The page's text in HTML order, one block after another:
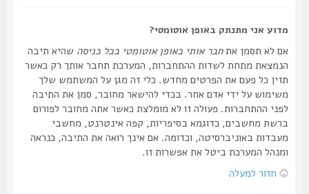
מדוע אני מתנתק באופן אוטומטי?
אם לא תסמן אתחבר אותי באופן אוטומטי בכל כניסהשהיא תיבה
הנמצאת מתחת לשדות ההתחברות, המערכת תחבר אותך רק כאשר
תזין כל פעם את הפרטים מחדש. כלי זה מגן על המשתמש שלך
משימוש על ידי אדם אחר. בכדי להישאר מחובר, סמן את התיבה
לפני ההתחברות. פעולה זו לא מומלצת כאשר אתה מחובר לפורום
ברשת מחשבים, כדוגמא בסיפריות, קפה אינטרנט, מחשבי
מעבדות באוניברסיטה, וכדומה. אם אינך רואה את התיבה, כנראה
ומנהל המערכת ביטל את אפשרות זו.
חזור למעלה